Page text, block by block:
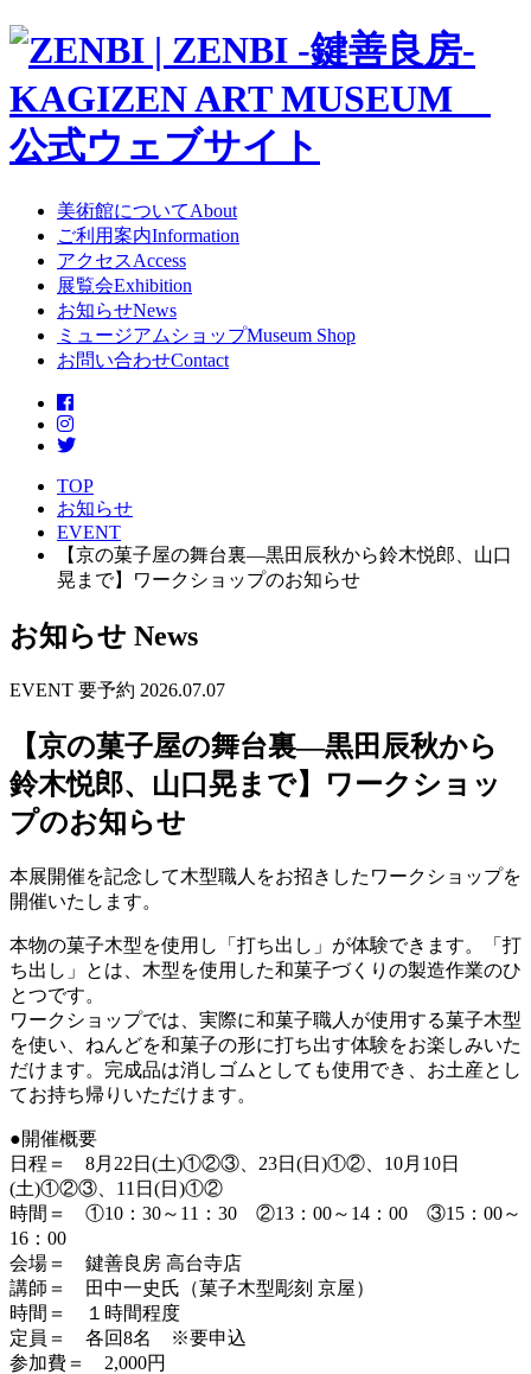
美術館についてAbout
ご利用案内Information
アクセスAccess
展覧会Exhibition
お知らせNews
ミュージアムショップMuseum Shop
お問い合わせContact
TOP
お知らせ
EVENT
【京の菓子屋の舞台裏—黒田辰秋から鈴木悦郎、山口
晃まで】ワークショップのお知らせ
お知らせ News
EVENT 要予約 2026.07.07
【京の菓子屋の舞台裏—黒田辰秋から
鈴木悦郎、山口晃まで】ワークショッ
プのお知らせ
本展開催を記念して木型職人をお招きしたワークショップを
開催いたします。
本物の菓子木型を使用し「打ち出し」が体験できます。「打
ち出し」とは、木型を使用した和菓子づくりの製造作業のひ
とつです。
ワークショップでは、実際に和菓子職人が使用する菓子木型
を使い、ねんどを和菓子の形に打ち出す体験をお楽しみいた
だけます。完成品は消しゴムとしても使用でき、お土産とし
てお持ち帰りいただけます。
●開催概要
日程＝ 8月22日(土)①②③、23日(日)①②、10月10日
(土)①②③、11日(日)①②
時間＝ ①10：30～11：30 ②13：00～14：00 ③15：00～
16：00
会場＝ 鍵善良房 高台寺店
講師＝ 田中一史氏（菓子木型彫刻 京屋）
時間＝ １時間程度
定員＝ 各回8名 ※要申込
参加費＝ 2,000円